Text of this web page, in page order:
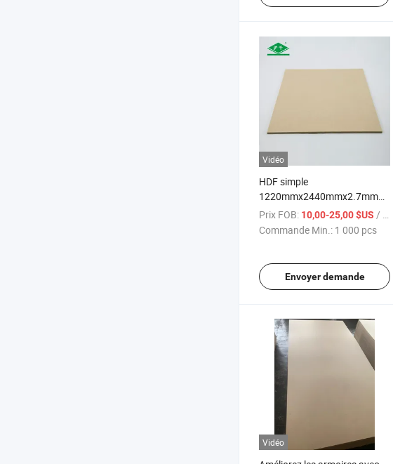
Vidéo
HDF simple
1220mmx2440mmx2.7mm
Carb P2 pour femme talon
haut
Prix FOB: 10,00-25,00 $US / pcs
Commande Min.: 1 000 pcs
Envoyer demande
Vidéo